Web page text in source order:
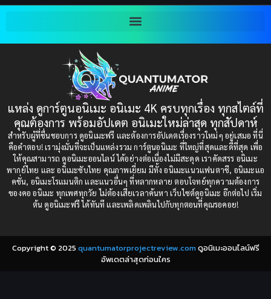
Bondage (ทาส)(1)
(1)
Censored (เซ็นเซอร์)(19)
Comedy (ตลก)(235)
Comedy (ตลก)(85)
Comic Book การ์ตูน(1)
Coming-of-Age ก้าวผ่านวัย(6)
2001
2000
1997
1993
1991
1989
1988
1987
1985
1984
1983
1982
1981
1980
1979
แหล่ง ดูการ์ตูนอนิเมะ อนิเมะ 4K ครบทุกเรื่อง ทุกสไตล์ที่
คุณต้องการ พร้อมอัปเดต อนิเมะใหม่ล่าสุด ทุกสัปดาห์
สำหรับผู้ที่ชื่นชอบการ ดูอนิเมะฟรี และต้องการอัปเดตเรื่องราวใหม่ๆ อยู่เสมอ ที่นี่
คือคำตอบ! เรามุ่งมั่นที่จะเป็นแหล่งรวม การ์ตูนอนิเมะ ที่ใหญ่ที่สุดและดีที่สุด เพื่อ
ให้คุณสามารถ ดูอนิเมะออนไลน์ ได้อย่างต่อเนื่องไม่มีสะดุด เราคัดสรร อนิเมะ
พากย์ไทย และ อนิเมะซับไทย คุณภาพเยี่ยม มีทั้ง อนิเมะแนวแฟนตาซี, อนิเมะแอ
คชั่น, อนิเมะโรแมนติก และแนวอื่นๆ ที่หลากหลาย ตอบโจทย์ทุกความต้องการ
ของคอ อนิเมะ ทุกเพศทุกวัย ไม่ต้องเสียเวลาค้นหา เว็บไซต์ดูอนิเมะ อีกต่อไป เริ่ม
ต้น ดูอนิเมะฟรี ได้ทันที และเพลิดเพลินไปกับทุกตอนที่คุณรอคอย!
Copyright © 2025 quantumatorprojectreview.comดูอนิเมะออนไลน์ฟรี
อัพเดตล่าสุดก่อนใคร